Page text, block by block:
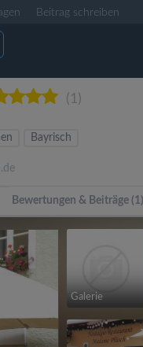
Beitrag schreiben
(1)
Bayrisch
Bewertungen & Beiträge (1)
Galerie